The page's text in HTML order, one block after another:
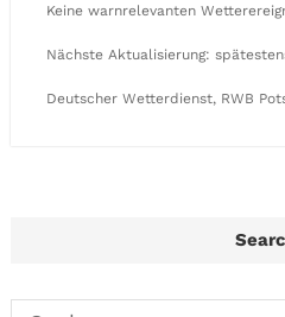
Keine warnrelevanten
Nächste Aktualisierung:
Deutscher Wetterdienst, RWB